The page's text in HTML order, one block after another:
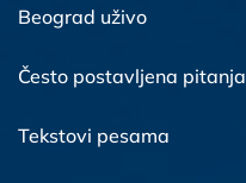
Beograd uživo
Često postavljena pitanja
Tekstovi pesama